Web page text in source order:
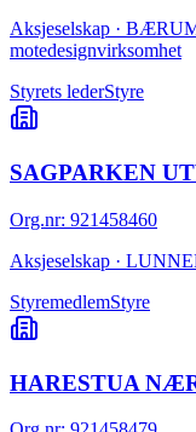
Aksjeselskap ·
motedesignvirksomhet
Styrets lederStyre
SAGPARKEN
Org.nr: 921458460
Aksjeselskap ·
StyremedlemStyre
HARESTUA